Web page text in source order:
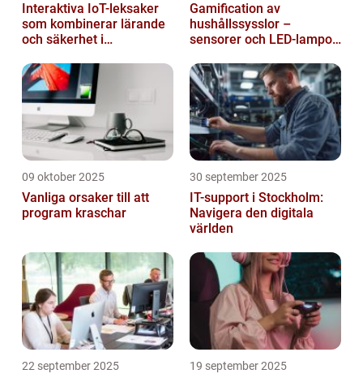
Interaktiva IoT-leksaker
som kombinerar lärande
och säkerhet i
Gamification av
hushållssysslor –
sensorer och LED-lampor
09 oktober 2025
Vanliga orsaker till att
program kraschar
30 september 2025
IT-support i Stockholm:
Navigera den digitala
världen
22 september 2025 19 september 2025